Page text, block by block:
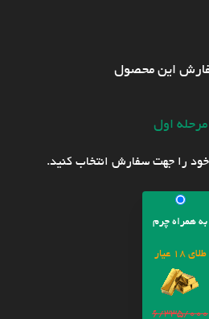
این محصول
مرحله اول
را جهت سفارش انتخاب کنید.
به همراه چرم
طلای 18 عیار
6/335/000